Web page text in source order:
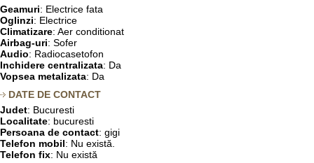
Geamuri: Electrice fata
Oglinzi: Electrice
Climatizare: Aer conditionat
Airbag-uri: Sofer
Audio: Radiocasetofon
Inchidere centralizata: Da
Vopsea metalizata: Da
DATE DE CONTACT
Judet: Bucuresti
Localitate: bucuresti
Persoana de contact: gigi
Telefon mobil: Nu există.
Telefon fix: Nu există